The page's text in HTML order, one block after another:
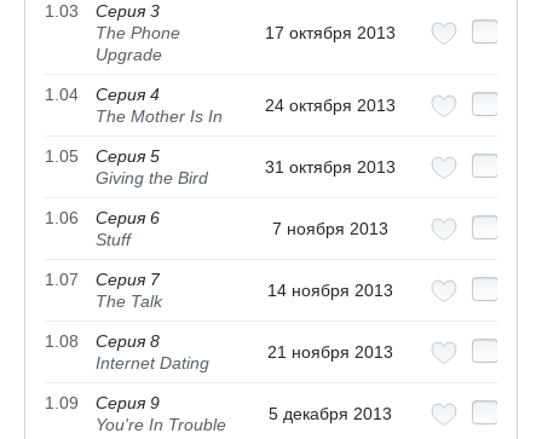
1.03
Серия 3
The Phone
Upgrade
17 октября 2013
1.04
Серия 4
The Mother Is In
24 октября 2013
1.05
Серия 5
Giving the Bird
31 октября 2013
1.06
Серия 6
Stuff
7 ноября 2013
1.07
Серия 7
The Talk
14 ноября 2013
1.08
Серия 8
Internet Dating
21 ноября 2013
1.09
Серия 9
You're In Trouble
5 декабря 2013